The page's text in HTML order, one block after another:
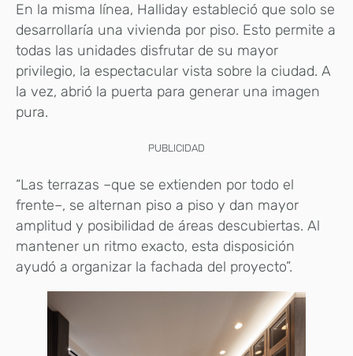
En la misma línea, Halliday estableció que solo se
desarrollaría una vivienda por piso. Esto permite a
todas las unidades disfrutar de su mayor
privilegio, la espectacular vista sobre la ciudad. A
la vez, abrió la puerta para generar una imagen
pura.
PUBLICIDAD
“Las terrazas –que se extienden por todo el
frente–, se alternan piso a piso y dan mayor
amplitud y posibilidad de áreas descubiertas. Al
mantener un ritmo exacto, esta disposición
ayudó a organizar la fachada del proyecto”.